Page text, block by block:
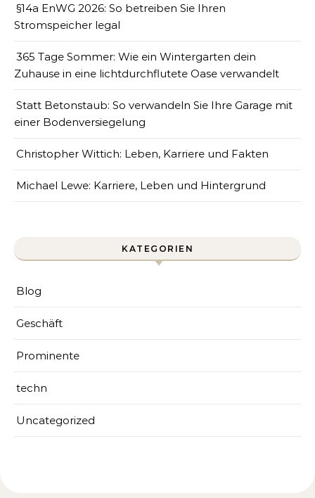
§14a EnWG 2026: So betreiben Sie Ihren
Stromspeicher legal
365 Tage Sommer: Wie ein Wintergarten dein
Zuhause in eine lichtdurchflutete Oase verwandelt
Statt Betonstaub: So verwandeln Sie Ihre Garage mit
einer Bodenversiegelung
Christopher Wittich: Leben, Karriere und Fakten
Michael Lewe: Karriere, Leben und Hintergrund
KATEGORIEN
Blog
Geschäft
Prominente
techn
Uncategorized